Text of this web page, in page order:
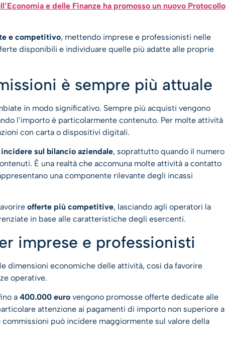
e delle Finanze ha promosso un nuovo Protocollo
e competitivo, mettendo imprese e professionisti nelle
disponibili e individuare quelle più adatte alle proprie
è sempre più attuale
in modo significativo. Sempre più acquisti vengono
l’importo è particolarmente contenuto. Per molte attività
con carta o dispositivi digitali.
sul bilancio aziendale, soprattutto quando il numero
È una realtà che accomuna molte attività a contatto
una componente rilevante degli incassi
offerte più competitive, lasciando agli operatori la
in base alle caratteristiche degli esercenti.
imprese e professionisti
dimensioni economiche delle attività, così da favorire
operative.
a 400.000 euro vengono promosse offerte dedicate alle
attenzione ai pagamenti di importo non superiore a
può incidere maggiormente sul valore della